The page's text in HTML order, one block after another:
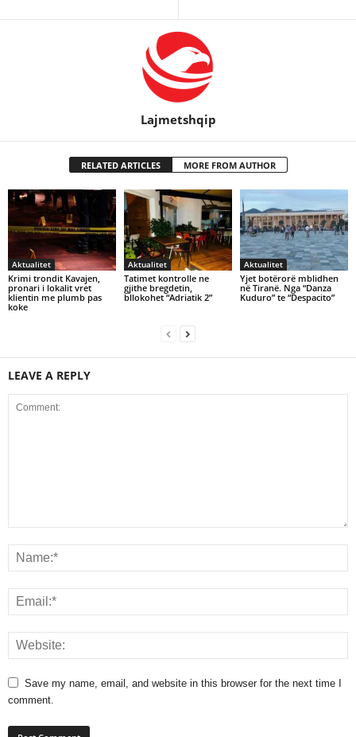
Lajmetshqip
RELATED ARTICLES MORE FROM AUTHOR
Aktualitet
Krimi trondit Kavajen,
pronari i lokalit vret
klientin me plumb pas
koke
Aktualitet
Tatimet kontrolle ne
gjithe bregdetin,
bllokohet “Adriatik 2”
Aktualitet
Yjet botërorë mblidhen
në Tiranë. Nga “Danza
Kuduro” te “Despacito”
LEAVE A REPLY
Save my name, email, and website in this browser for the next time I
comment.